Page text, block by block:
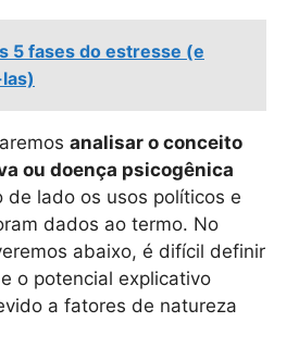
5 fases do estresse (e
analisar o conceito
ou doença psicogênica
de lado os usos políticos e
dados ao termo. No
abaixo, é difícil definir
o potencial explicativo
a fatores de natureza